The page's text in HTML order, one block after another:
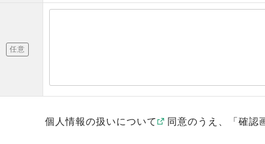
任意
個人情報の扱いについて 同意のうえ、「確認